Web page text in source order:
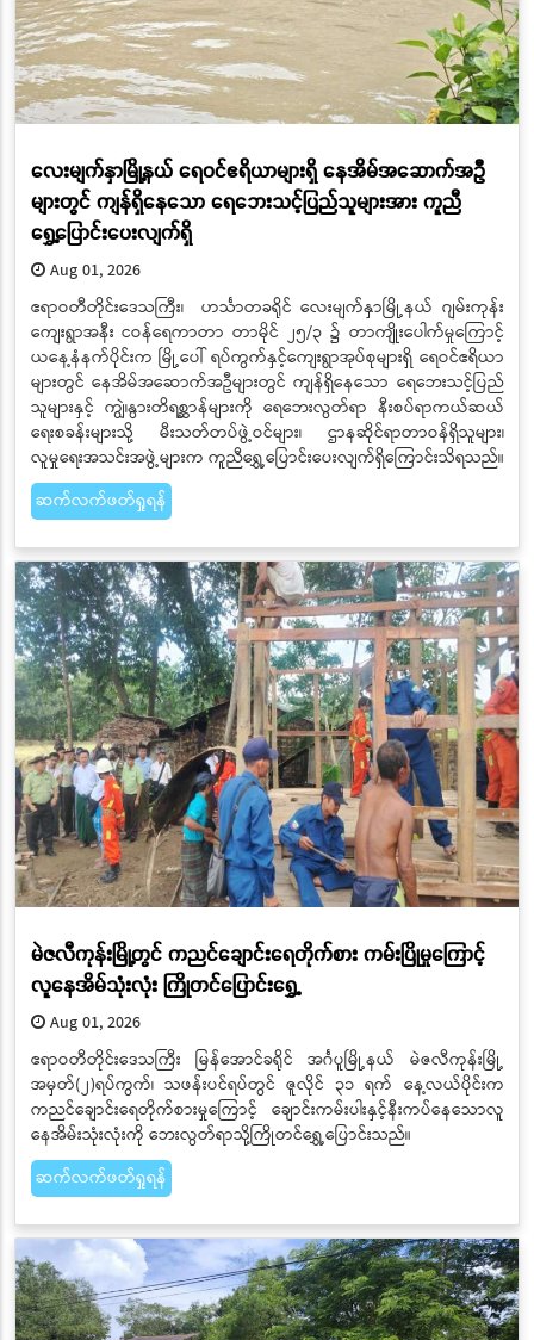
လေးမျက်နှာမြို့နယ် ရေဝင်ဧရိယာများရှိ နေအိမ်အဆောက်အဦ
များတွင် ကျန်ရှိနေသော ရေဘေးသင့်ပြည်သူများအား ကူညီ
ရွှေ့ပြောင်းပေးလျက်ရှိ
Aug 01, 2026
ဧရာဝတီတိုင်းဒေသကြီး၊ ဟင်္သာတခရိုင် လေးမျက်နှာမြို့နယ် ဂျမ်းကုန်း
ကျေးရွာအနီး ငဝန်ရေကာတာ တာမိုင် ၂၅/၃ ၌ တာကျိုးပေါက်မှုကြောင့်
ယနေ့နံနက်ပိုင်းက မြို့ပေါ် ရပ်ကွက်နှင့်ကျေးရွာအုပ်စုများရှိ ရေဝင်ဧရိယာ
များတွင် နေအိမ်အဆောက်အဦများတွင် ကျန်ရှိနေသော ရေဘေးသင့်ပြည်
သူများနှင့် ကျွဲ၊နွားတိရစ္ဆာန်များကို ရေဘေးလွတ်ရာ နီးစပ်ရာကယ်ဆယ်
ရေးစခန်းများသို့ မီးသတ်တပ်ဖွဲ့ဝင်များ၊ ဌာနဆိုင်ရာတာဝန်ရှိသူများ၊
လူမှုရေးအသင်းအဖွဲ့များက ကူညီရွှေ့ပြောင်းပေးလျက်ရှိကြောင်းသိရသည်။
ဆက်လက်ဖတ်ရှုရန်
မဲဇလီကုန်းမြို့တွင် ကညင်ချောင်းရေတိုက်စား ကမ်းပြိုမှုကြောင့်
လူနေအိမ်သုံးလုံး ကြိုတင်ပြောင်းရွှေ့
Aug 01, 2026
ဧရာဝတီတိုင်းဒေသကြီး မြန်အောင်ခရိုင် အင်္ဂပူမြို့နယ် မဲဇလီကုန်းမြို့
အမှတ်(၂)ရပ်ကွက်၊ သဖန်းပင်ရပ်တွင် ဇူလိုင် ၃၁ ရက် နေ့လယ်ပိုင်းက
ကညင်ချောင်းရေတိုက်စားမှုကြောင့် ချောင်းကမ်းပါးနှင့်နီးကပ်‌နေသောလူ‌
နေအိမ်းသုံးလုံးကို ဘေးလွတ်ရာသို့ကြိုတင်‌ရွှေ့ပြောင်းသည်။
ဆက်လက်ဖတ်ရှုရန်